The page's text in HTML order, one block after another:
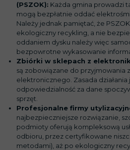
(PSZOK): Każda gmina prowadzi
mogą bezpłatnie oddać
Należy jednak pamiętać, że
ekologiczny recykling, a nie
oddaniem dysku należy więc
bezpowrotne wykasowanie
Zbiórki w sklepach z
są zobowiązane do przyjmowania
elektronicznego. Zasada
odpowiedzialność za dane
sprzęt.
Profesjonalne firmy
najbezpieczniejsze rozwiązanie,
podmioty oferują kompleksową
odbioru, przez certyfikowane
metodami), aż po ekologiczny